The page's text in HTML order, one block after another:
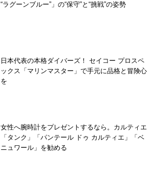
“ラグーンブルー”」の“保守”と“挑戦”の姿勢
日本代表の本格ダイバーズ！ セイコー プロスペ
ックス「マリンマスター」で手元に品格と冒険心
を
女性へ腕時計をプレゼントするなら。カルティエ
「タンク」「パンテール ドゥ カルティエ」「ベ
ニュワール」を勧める